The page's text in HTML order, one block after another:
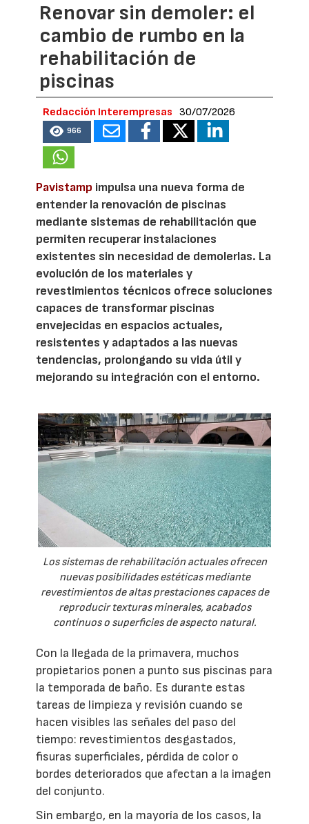
Renovar sin demoler: el
cambio de rumbo en la
rehabilitación de
piscinas
Redacción Interempresas 30/07/2026
966
Pavistamp impulsa una nueva forma de
entender la renovación de piscinas
mediante sistemas de rehabilitación que
permiten recuperar instalaciones
existentes sin necesidad de demolerlas. La
evolución de los materiales y
revestimientos técnicos ofrece soluciones
capaces de transformar piscinas
envejecidas en espacios actuales,
resistentes y adaptados a las nuevas
tendencias, prolongando su vida útil y
mejorando su integración con el entorno.
Los sistemas de rehabilitación actuales ofrecen
nuevas posibilidades estéticas mediante
revestimientos de altas prestaciones capaces de
reproducir texturas minerales, acabados
continuos o superficies de aspecto natural.
Con la llegada de la primavera, muchos
propietarios ponen a punto sus piscinas para
la temporada de baño. Es durante estas
tareas de limpieza y revisión cuando se
hacen visibles las señales del paso del
tiempo: revestimientos desgastados,
fisuras superficiales, pérdida de color o
bordes deteriorados que afectan a la imagen
del conjunto.
Sin embargo, en la mayoría de los casos, la